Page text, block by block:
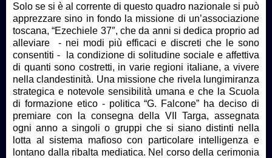
Solo se si è al corrente di questo quadro nazionale si può
apprezzare sino in fondo la missione di un’associazione
toscana, “Ezechiele 37″, che da anni si dedica proprio ad
alleviare - nei modi più efficaci e discreti che le sono
consentiti - la condizione di solitudine sociale e affettiva
di quanti sono costretti, in varie regioni italiane, a vivere
nella clandestinità. Una missione che rivela lungimiranza
strategica e notevole sensibilità umana e che la Scuola
di formazione etico - politica “G. Falcone” ha deciso di
premiare con la consegna della VII Targa, assegnata
ogni anno a singoli o gruppi che si siano distinti nella
lotta al sistema mafioso con particolare intelligenza e
lontano dalla ribalta mediatica. Nel corso della cerimonia